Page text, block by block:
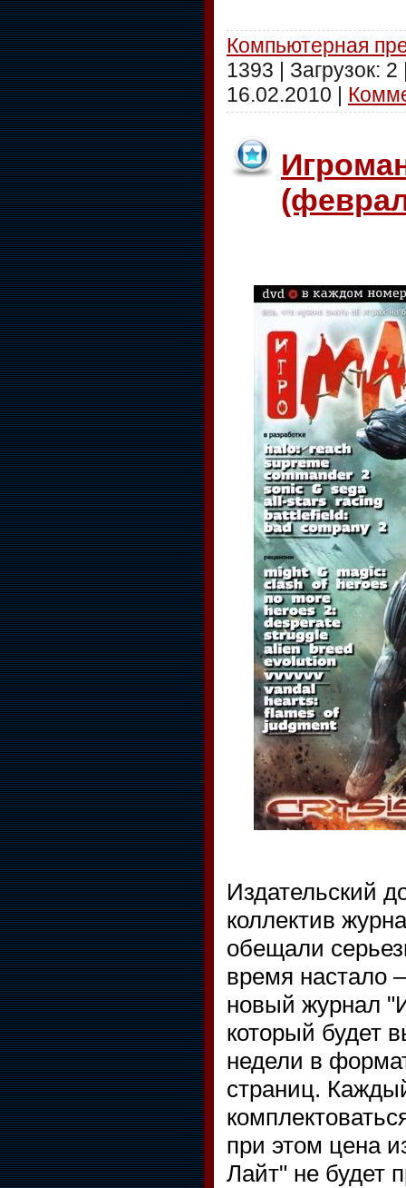
Компьютерная
1393 | Загрузок:
16.02.2010 |
Издательский
коллектив
обещали
время настало
новый журнал
который будет
недели в
страниц.
при этом цена
Лайт" не будет